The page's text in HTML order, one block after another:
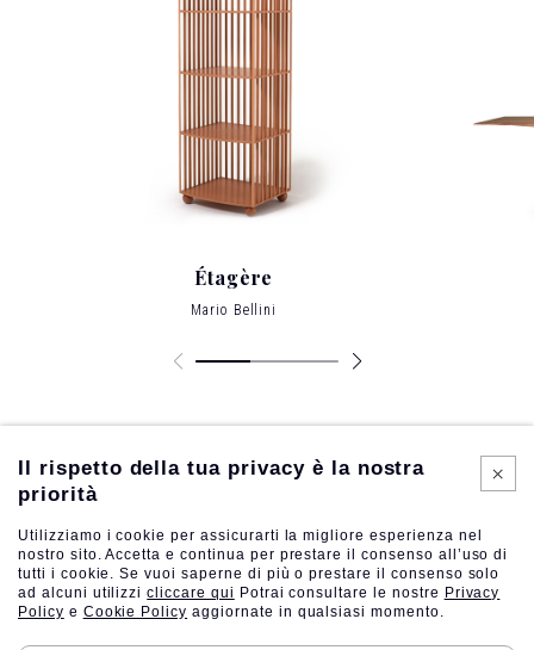
Étagère
Mario Bellini
Il rispetto della tua privacy è la nostra
priorità
Utilizziamo i cookie per assicurarti la migliore esperienza nel
nostro sito. Accetta e continua per prestare il consenso all’uso di
tutti i cookie. Se vuoi saperne di più o prestare il consenso solo
ad alcuni utilizzicliccare qui Potrai consultare le nostre Privacy
Policy e Cookie Policy aggiornate in qualsiasi momento.